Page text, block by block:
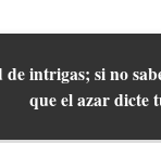
de intrigas; si no
que el azar dicte